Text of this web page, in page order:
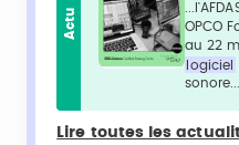
Actu
OPCO
au 22
logiciel
sonore...
Lire toutes les